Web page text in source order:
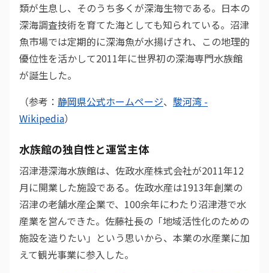
類が生息し、そのうち多くが深海生物である。日本の
深海調査技術を育てた海としても知られている。沼津
魚市場では定期的に深海魚が水揚げされ、この地理的
優位性を活かして2011年に世界初の深海専門水族館
が誕生した。
（参考： 静岡県公式ホームページ、 駿河湾 -
Wikipedia）
水族館の独自性と運営主体
沼津港深海水族館は、佐政水産株式会社が2011年12
月に開業した施設である。佐政水産は1913年創業の
沼津の老舗水産企業で、100余年にわたり沼津港で水
産業を営んできた。佐藤社長の「地域活性化のための
施設を造りたい」という思いから、本業の水産業に加
えて観光事業に参入した。